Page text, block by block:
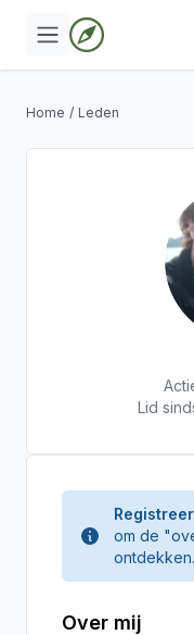
Home / Leden
Lid
Registreer
om de
ontdekken.
Over mij